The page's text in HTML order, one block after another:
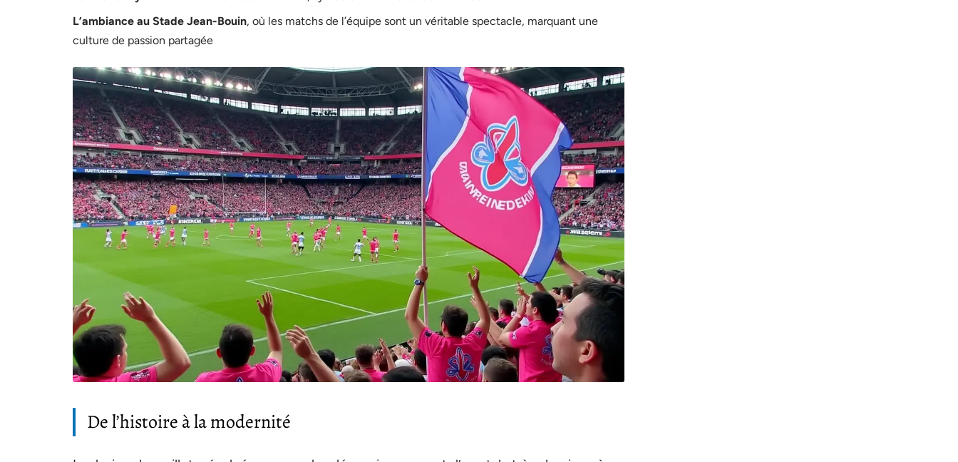
L’ambiance au Stade Jean-Bouin, où les matchs de l’équipe sont un véritable spectacle, marquant une
culture de passion partagée
De l’histoire à la modernité